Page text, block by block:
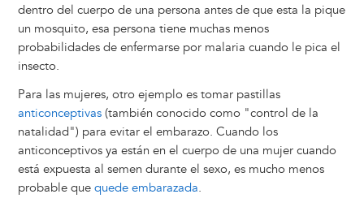
dentro del cuerpo de una persona antes de que esta la pique
un mosquito, esa persona tiene muchas menos
probabilidades de enfermarse por malaria cuando le pica el
insecto.
Para las mujeres, otro ejemplo es tomar pastillas
anticonceptivas(también conocido como "control de la
natalidad") para evitar el embarazo. Cuando los
anticonceptivos ya están en el cuerpo de una mujer cuando
está expuesta al semen durante el sexo, es mucho menos
probable que quede embarazada.